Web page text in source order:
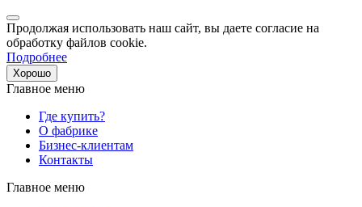
Продолжая использовать наш сайт, вы даете согласие на
обработку файлов cookie.
Подробнее
Хорошо
Главное меню
Где купить?
О фабрике
Бизнес-клиентам
Контакты
Главное меню